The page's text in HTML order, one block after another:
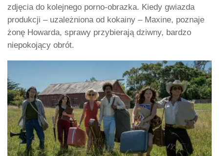
zdjęcia do kolejnego porno-obrazka. Kiedy gwiazda
produkcji – uzależniona od kokainy – Maxine, poznaje
żonę Howarda, sprawy przybierają dziwny, bardzo
niepokojący obrót.